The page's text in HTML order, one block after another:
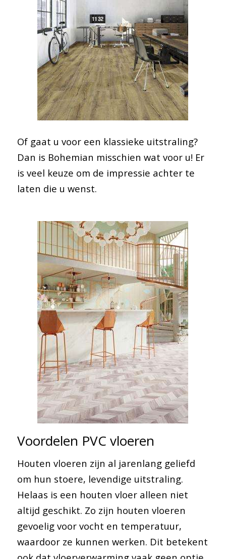
Of gaat u voor een klassieke uitstraling?
Dan is Bohemian misschien wat voor u! Er
is veel keuze om de impressie achter te
laten die u wenst.
Voordelen PVC vloeren
Houten vloeren zijn al jarenlang geliefd
om hun stoere, levendige uitstraling.
Helaas is een houten vloer alleen niet
altijd geschikt. Zo zijn houten vloeren
gevoelig voor vocht en temperatuur,
waardoor ze kunnen werken. Dit betekent